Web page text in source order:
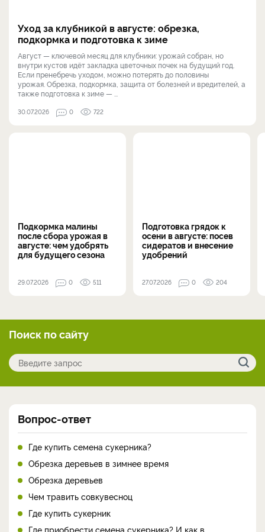
Уход за клубникой в августе: обрезка,
подкормка и подготовка к зиме
Август — ключевой месяц для клубники: урожай собран, но
внутри кустов идёт закладка цветочных почек на будущий год.
Если пренебречь уходом, можно потерять до половины
урожая. Обрезка, подкормка, защита от болезней и вредителей, а
также подготовка к зиме — ...
30.07.2026 0 722
Подкормка малины
после сбора урожая в
августе: чем удобрять
для будущего сезона
29.07.2026 0 511
Подготовка грядок к
осени в августе: посев
сидератов и внесение
удобрений
27.07.2026 0 204
Поиск по сайту
Вопрос-ответ
Где купить семена сукерника?
Обрезка деревьев в зимнее время
Обрезка деревьев
Чем травить совкувесноц
Где купить сукерник
Где приобрести семена сукерника? И как в